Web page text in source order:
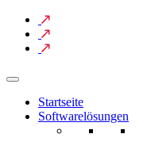
Startseite
Softwarelösungen